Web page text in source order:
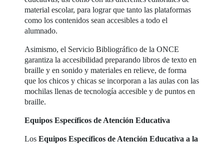
material escolar, para lograr que tanto las plataformas
como los contenidos sean accesibles a todo el
alumnado.
Asimismo, el Servicio Bibliográfico de la ONCE
garantiza la accesibilidad preparando libros de texto en
braille y en sonido y materiales en relieve, de forma
que los chicos y chicas se incorporan a las aulas con las
mochilas llenas de tecnología accesible y de puntos en
braille.
Equipos Específicos de Atención Educativa
LosEquipos Específicos de Atención Educativa a la